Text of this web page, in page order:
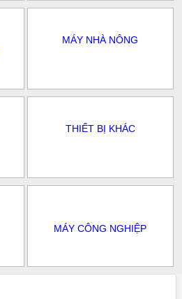
MÁY NHÀ NÔNG
THIẾT BỊ KHÁC
MÁY CÔNG NGHIỆP